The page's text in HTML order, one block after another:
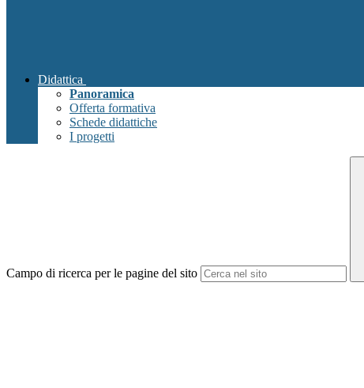
Didattica
Panoramica
Offerta formativa
Schede didattiche
I progetti
Campo di ricerca per le pagine del sito